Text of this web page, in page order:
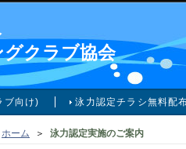
クラブ協会
ブ向け) 泳力認定チラシ無料配
ホーム ＞ 泳力認定実施のご案内